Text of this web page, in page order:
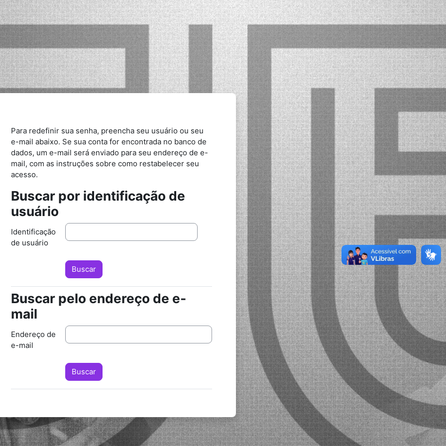
Para redefinir sua senha, preencha seu usuário ou seu
e-mail abaixo. Se sua conta for encontrada no banco de
dados, um e-mail será enviado para seu endereço de e-
mail, com as instruções sobre como restabelecer seu
acesso.
Buscar por identificação de usuário
Buscar por identificação de
usuário
Identificação
de usuário
Buscar pelo endereço de e-mail
Buscar pelo endereço de e-
mail
Endereço de
e-mail